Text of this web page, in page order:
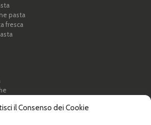
il Consenso dei Cookie
pasta
fresca